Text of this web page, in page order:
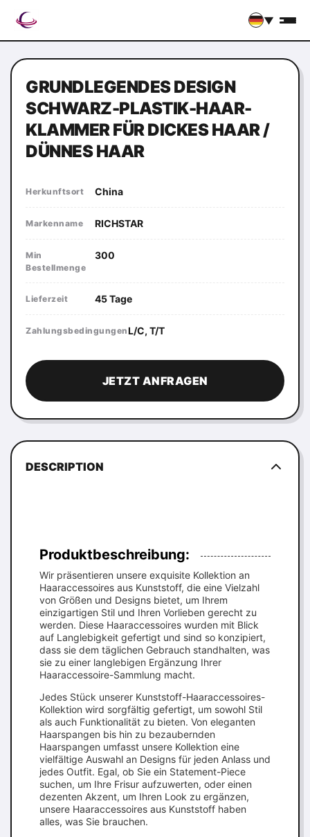
▼
GRUNDLEGENDES DESIGN
SCHWARZ-PLASTIK-HAAR-
KLAMMER FÜR DICKES HAAR /
DÜNNES HAAR
Herkunftsort China
Markenname RICHSTAR
Min
Bestellmenge
300
Lieferzeit 45 Tage
ZahlungsbedingungenL/C, T/T
JETZT ANFRAGEN
DESCRIPTION
Produktbeschreibung:
Wir präsentieren unsere exquisite Kollektion an
Haaraccessoires aus Kunststoff, die eine Vielzahl
von Größen und Designs bietet, um Ihrem
einzigartigen Stil und Ihren Vorlieben gerecht zu
werden. Diese Haaraccessoires wurden mit Blick
auf Langlebigkeit gefertigt und sind so konzipiert,
dass sie dem täglichen Gebrauch standhalten, was
sie zu einer langlebigen Ergänzung Ihrer
Haaraccessoire-Sammlung macht.
Jedes Stück unserer Kunststoff-Haaraccessoires-
Kollektion wird sorgfältig gefertigt, um sowohl Stil
als auch Funktionalität zu bieten. Von eleganten
Haarspangen bis hin zu bezaubernden
Haarspangen umfasst unsere Kollektion eine
vielfältige Auswahl an Designs für jeden Anlass und
jedes Outfit. Egal, ob Sie ein Statement-Piece
suchen, um Ihre Frisur aufzuwerten, oder einen
dezenten Akzent, um Ihren Look zu ergänzen,
unsere Haaraccessoires aus Kunststoff haben
alles, was Sie brauchen.